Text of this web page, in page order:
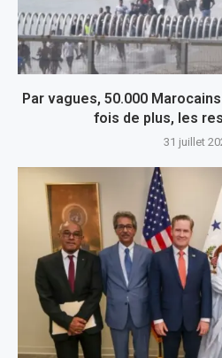
Par vagues, 50.000
fois de plus, les
31 juillet